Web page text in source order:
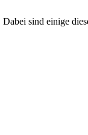
sind einige